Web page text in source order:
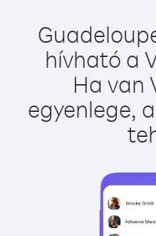
hívható a
Ha van
egyenlege,